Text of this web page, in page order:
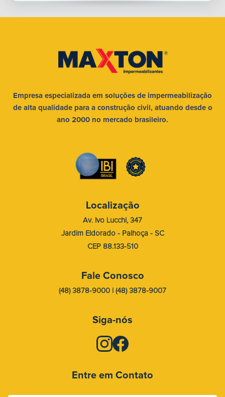
Empresa especializada em soluções de impermeabilização
de alta qualidade para a construção civil, atuando desde o
ano 2000 no mercado brasileiro.
Localização
Av. Ivo Lucchi, 347
Jardim Eldorado - Palhoça - SC
CEP 88.133-510
Fale Conosco
(48) 3878-9000 | (48) 3878-9007
Siga-nós
Entre em Contato